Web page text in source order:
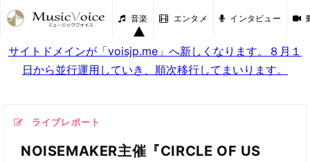
音楽 エンタメ インタビュー
サイトドメインが「voisjp.me」へ新しくなります。８月１
日から並行運用していき、順次移行してまいります。
ライブレポート
NOISEMAKER主催『CIRCLE OF US